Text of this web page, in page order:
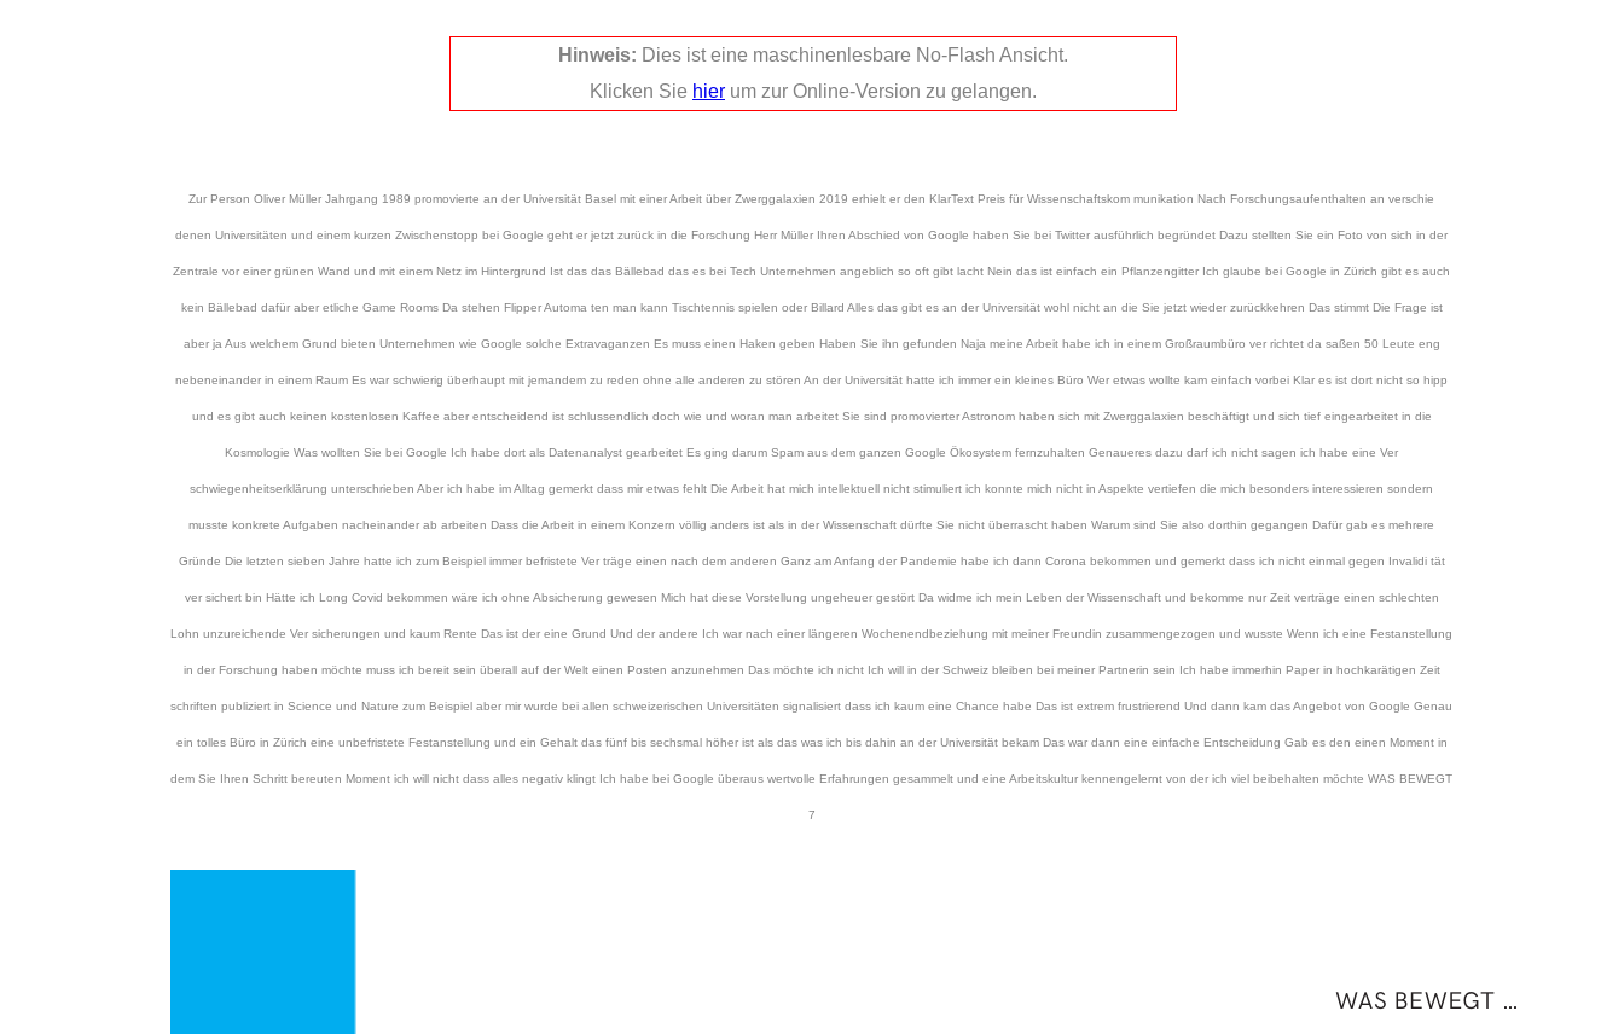
Zur Person Oliver Müller Jahrgang 1989 promovierte an der Universität Basel mit einer Arbeit über Zwerggalaxien 2019 erhielt er den KlarText Preis für Wissenschaftskom munikation Nach Forschungsaufenthalten an verschie
denen Universitäten und einem kurzen Zwischenstopp bei Google geht er jetzt zurück in die Forschung Herr Müller Ihren Abschied von Google haben Sie bei Twitter ausführlich begründet Dazu stellten Sie ein Foto von sich in der
Zentrale vor einer grünen Wand und mit einem Netz im Hintergrund Ist das das Bällebad das es bei Tech Unternehmen angeblich so oft gibt lacht Nein das ist einfach ein Pflanzengitter Ich glaube bei Google in Zürich gibt es auch
kein Bällebad dafür aber etliche Game Rooms Da stehen Flipper Automa ten man kann Tischtennis spielen oder Billard Alles das gibt es an der Universität wohl nicht an die Sie jetzt wieder zurückkehren Das stimmt Die Frage ist
aber ja Aus welchem Grund bieten Unternehmen wie Google solche Extravaganzen Es muss einen Haken geben Haben Sie ihn gefunden Naja meine Arbeit habe ich in einem Großraumbüro ver richtet da saßen 50 Leute eng
nebeneinander in einem Raum Es war schwierig überhaupt mit jemandem zu reden ohne alle anderen zu stören An der Universität hatte ich immer ein kleines Büro Wer etwas wollte kam einfach vorbei Klar es ist dort nicht so hipp
und es gibt auch keinen kostenlosen Kaffee aber entscheidend ist schlussendlich doch wie und woran man arbeitet Sie sind promovierter Astronom haben sich mit Zwerggalaxien beschäftigt und sich tief eingearbeitet in die
Kosmologie Was wollten Sie bei Google Ich habe dort als Datenanalyst gearbeitet Es ging darum Spam aus dem ganzen Google Ökosystem fernzuhalten Genaueres dazu darf ich nicht sagen ich habe eine Ver
schwiegenheitserklärung unterschrieben Aber ich habe im Alltag gemerkt dass mir etwas fehlt Die Arbeit hat mich intellektuell nicht stimuliert ich konnte mich nicht in Aspekte vertiefen die mich besonders interessieren sondern
musste konkrete Aufgaben nacheinander ab arbeiten Dass die Arbeit in einem Konzern völlig anders ist als in der Wissenschaft dürfte Sie nicht überrascht haben Warum sind Sie also dorthin gegangen Dafür gab es mehrere
Gründe Die letzten sieben Jahre hatte ich zum Beispiel immer befristete Ver träge einen nach dem anderen Ganz am Anfang der Pandemie habe ich dann Corona bekommen und gemerkt dass ich nicht einmal gegen Invalidi tät
ver sichert bin Hätte ich Long Covid bekommen wäre ich ohne Absicherung gewesen Mich hat diese Vorstellung ungeheuer gestört Da widme ich mein Leben der Wissenschaft und bekomme nur Zeit verträge einen schlechten
Lohn unzureichende Ver sicherungen und kaum Rente Das ist der eine Grund Und der andere Ich war nach einer längeren Wochenendbeziehung mit meiner Freundin zusammengezogen und wusste Wenn ich eine Festanstellung
in der Forschung haben möchte muss ich bereit sein überall auf der Welt einen Posten anzunehmen Das möchte ich nicht Ich will in der Schweiz bleiben bei meiner Partnerin sein Ich habe immerhin Paper in hochkarätigen Zeit
schriften publiziert in Science und Nature zum Beispiel aber mir wurde bei allen schweizerischen Universitäten signalisiert dass ich kaum eine Chance habe Das ist extrem frustrierend Und dann kam das Angebot von Google Genau
ein tolles Büro in Zürich eine unbefristete Festanstellung und ein Gehalt das fünf bis sechsmal höher ist als das was ich bis dahin an der Universität bekam Das war dann eine einfache Entscheidung Gab es den einen Moment in
dem Sie Ihren Schritt bereuten Moment ich will nicht dass alles negativ klingt Ich habe bei Google überaus wertvolle Erfahrungen gesammelt und eine Arbeitskultur kennengelernt von der ich viel beibehalten möchte WAS BEWEGT
7
Hinweis: Dies ist eine maschinenlesbare No-Flash Ansicht.
Klicken Sie hier um zur Online-Version zu gelangen.